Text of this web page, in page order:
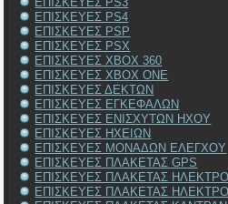
ΕΠΙΣΚΕΥΕΣ PS4
ΕΠΙΣΚΕΥΕΣ PSP
ΕΠΙΣΚΕΥΕΣ PSX
ΕΠΙΣΚΕΥΕΣ XBOX 360
ΕΠΙΣΚΕΥΕΣ XBOX ONE
ΕΠΙΣΚΕΥΕΣ ΔΕΚΤΩΝ
ΕΠΙΣΚΕΥΕΣ ΕΓΚΕΦΑΛΩΝ
ΕΠΙΣΚΕΥΕΣ ΕΝΙΣΧΥΤΩΝ ΗΧΟΥ
ΕΠΙΣΚΕΥΕΣ ΗΧΕΙΩΝ
ΕΠΙΣΚΕΥΕΣ ΜΟΝΑΔΩΝ ΕΛΕΓΧΟΥ
ΕΠΙΣΚΕΥΕΣ ΠΛΑΚΕΤΑΣ GPS
ΕΠΙΣΚΕΥΕΣ ΠΛΑΚΕΤΑΣ
ΕΠΙΣΚΕΥΕΣ ΠΛΑΚΕΤΑΣ